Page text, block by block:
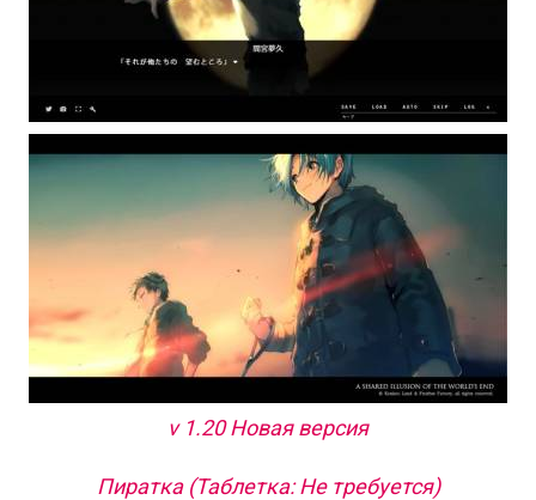
v 1.20 Новая версия
Пиратка (Таблетка: Не требуется)